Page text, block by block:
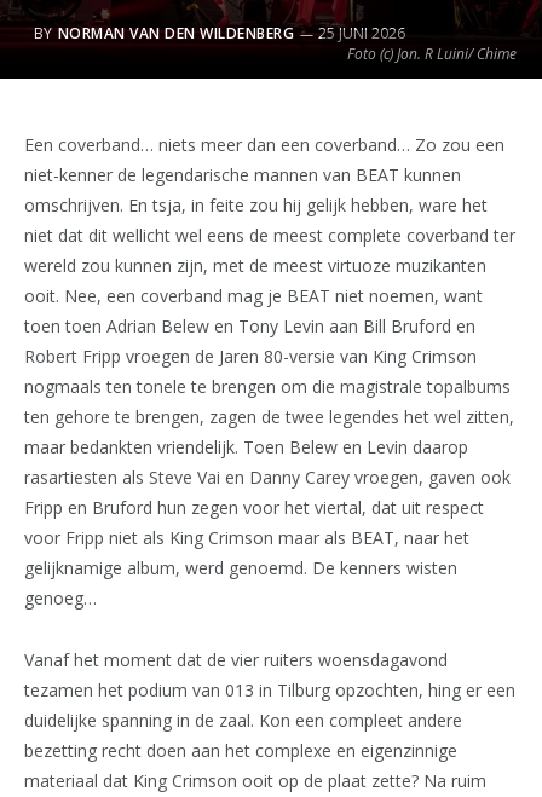
Foto (c) Jon. R Luini/ Chime
BY NORMAN VAN DEN WILDENBERG 25 JUNI 2026
Een coverband… niets meer dan een coverband… Zo zou een
niet-kenner de legendarische mannen van BEAT kunnen
omschrijven. En tsja, in feite zou hij gelijk hebben, ware het
niet dat dit wellicht wel eens de meest complete coverband ter
wereld zou kunnen zijn, met de meest virtuoze muzikanten
ooit. Nee, een coverband mag je BEAT niet noemen, want
toen toen Adrian Belew en Tony Levin aan Bill Bruford en
Robert Fripp vroegen de Jaren 80-versie van King Crimson
nogmaals ten tonele te brengen om die magistrale topalbums
ten gehore te brengen, zagen de twee legendes het wel zitten,
maar bedankten vriendelijk. Toen Belew en Levin daarop
rasartiesten als Steve Vai en Danny Carey vroegen, gaven ook
Fripp en Bruford hun zegen voor het viertal, dat uit respect
voor Fripp niet als King Crimson maar als BEAT, naar het
gelijknamige album, werd genoemd. De kenners wisten
genoeg…
Vanaf het moment dat de vier ruiters woensdagavond
tezamen het podium van 013 in Tilburg opzochten, hing er een
duidelijke spanning in de zaal. Kon een compleet andere
bezetting recht doen aan het complexe en eigenzinnige
materiaal dat King Crimson ooit op de plaat zette? Na ruim